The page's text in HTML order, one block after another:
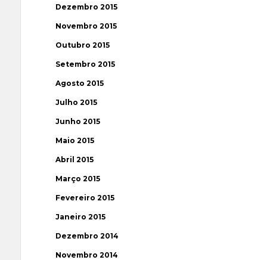
Dezembro 2015
Novembro 2015
Outubro 2015
Setembro 2015
Agosto 2015
Julho 2015
Junho 2015
Maio 2015
Abril 2015
Março 2015
Fevereiro 2015
Janeiro 2015
Dezembro 2014
Novembro 2014